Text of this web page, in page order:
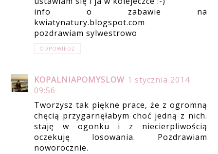
info o zabawie na
kwiatynatury.blogspot.com
pozdrawiam sylwestrowo
ODPOWIEDZ
KOPALNIAPOMYSLOW 1 stycznia 2014
09:56
Tworzysz tak piękne prace, że z ogromną
chęcią przygarnęłabym choć jedną z nich.
staję w ogonku i z niecierpliwością
oczekuję losowania. Pozdrawiam
noworocznie.